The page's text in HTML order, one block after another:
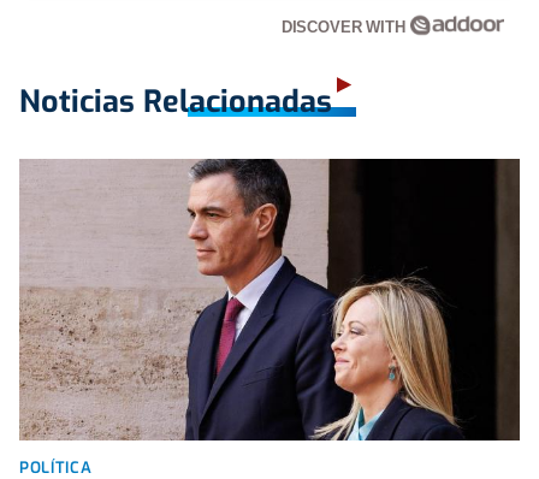
DISCOVER WITH
Noticias Relacionadas
POLÍTICA